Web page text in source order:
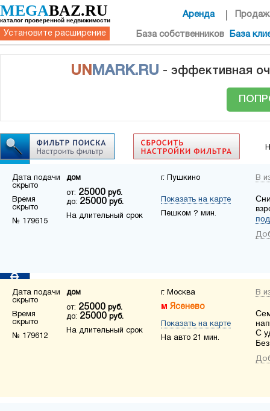
MEGABAZ.RU
каталог проверенной недвижимости
Установите расширение
Аренда
База собственников База
UN MARK.RU - эффективная
Дата подачи
скрыто
Время
скрыто
№ 179615
дом
от: 25000 руб.
до: 25000 руб.
На длительный срок
г. Пушкино
Показать на карте
Пешком ? мин.
В
Дата подачи
скрыто
Время
скрыто
№ 179612
дом
от: 25000 руб.
до: 25000 руб.
На длительный срок
г. Москва
Ясенево
Показать на карте
На авто 21 мин.
В
С